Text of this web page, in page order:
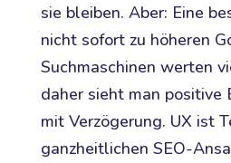
sie bleiben. Aber: Eine
nicht sofort zu höheren
Suchmaschinen werten
daher sieht man
mit Verzögerung. UX ist
ganzheitlichen SEO-